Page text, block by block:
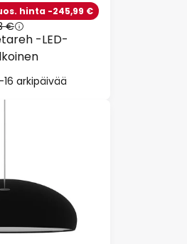
-LED-
hinta -245,99 €
€
16 arkipäivää